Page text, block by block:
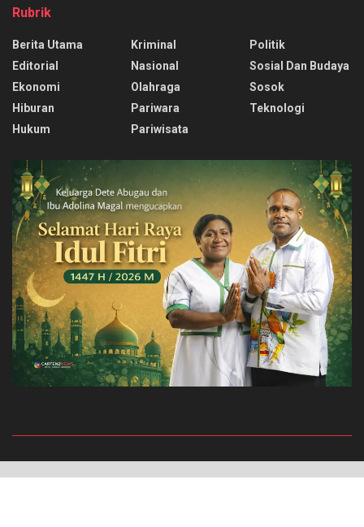
Rubrik
Berita Utama
Editorial
Ekonomi
Hiburan
Hukum
Kriminal
Nasional
Olahraga
Pariwara
Pariwisata
Politik
Sosial Dan Budaya
Sosok
Teknologi